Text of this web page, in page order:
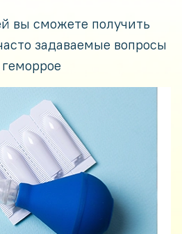
вы сможете получить
задаваемые вопросы